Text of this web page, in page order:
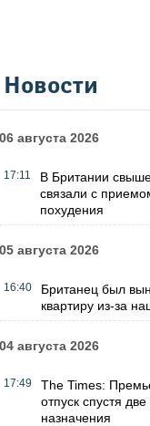
Новости
06 августа 2026
17:11
В Британии
связали с
похудения
05 августа 2026
16:40
Британец был
квартиру из-за
04 августа 2026
17:49
The Times:
отпуск спустя
назначения